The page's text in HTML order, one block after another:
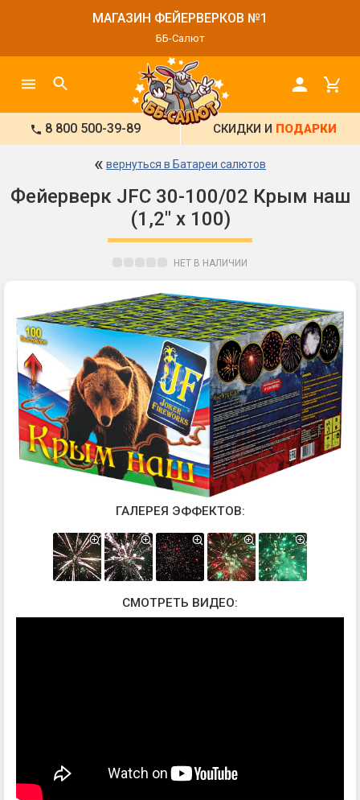
МАГАЗИН ФЕЙЕРВЕРКОВ №1
ББ-Салют
8 800 500-39-89 СКИДКИ И ПОДАРКИ
« вернуться в Батареи салютов
Фейерверк JFC 30-100/02 Крым наш
(1,2" х 100)
НЕТ В НАЛИЧИИ
ГАЛЕРЕЯ ЭФФЕКТОВ:
СМОТРЕТЬ ВИДЕО: